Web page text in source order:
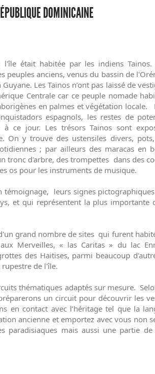
DOMINICAINE
l'île était habitée par les indiens Tainos.
peuples anciens, venus du bassin de
Les Tainos n’ont pas laissé de
Centrale car ce peuple nomade
en palmes et végétation locale.
espagnols, les restes de
ce jour. Les trésors Tainos sont
On y trouve des ustensiles divers,
; par ailleurs des maracas en
tronc d'arbre, des trompettes dans des
os pour les instruments de musique.
leurs signes
et qui représentent la plus importante
grand nombre de sites qui furent
Merveilles, « las Caritas » du lac
des Haitises, parmi beaucoup
de l'île.
thématiques adaptés sur mesure.
un circuit pour découvrir les
en contact avec l’héritage tel que la
ancienne et emportez avec vous non
paradisiaques mais aussi une partie de